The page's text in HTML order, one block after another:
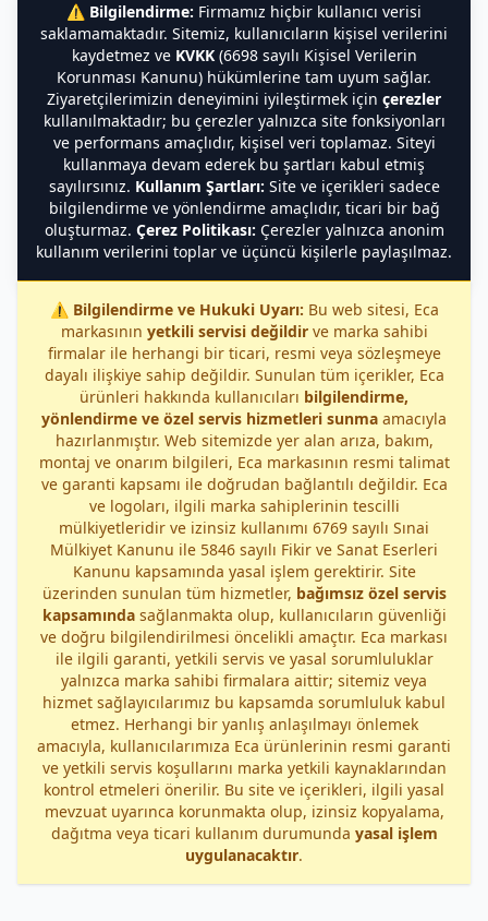
⚠️ Bilgilendirme: Firmamız hiçbir kullanıcı verisi
saklamamaktadır. Sitemiz, kullanıcıların kişisel verilerini
kaydetmez ve KVKK(6698 sayılı Kişisel Verilerin
Korunması Kanunu) hükümlerine tam uyum sağlar.
Ziyaretçilerimizin deneyimini iyileştirmek için çerezler
kullanılmaktadır; bu çerezler yalnızca site fonksiyonları
ve performans amaçlıdır, kişisel veri toplamaz. Siteyi
kullanmaya devam ederek bu şartları kabul etmiş
sayılırsınız. Kullanım Şartları: Site ve içerikleri sadece
bilgilendirme ve yönlendirme amaçlıdır, ticari bir bağ
oluşturmaz. Çerez Politikası: Çerezler yalnızca anonim
kullanım verilerini toplar ve üçüncü kişilerle paylaşılmaz.
⚠️ Bilgilendirme ve Hukuki Uyarı: Bu web sitesi, Eca
markasının yetkili servisi değildirve marka sahibi
firmalar ile herhangi bir ticari, resmi veya sözleşmeye
dayalı ilişkiye sahip değildir. Sunulan tüm içerikler, Eca
ürünleri hakkında kullanıcıları bilgilendirme,
yönlendirme ve özel servis hizmetleri sunma amacıyla
hazırlanmıştır. Web sitemizde yer alan arıza, bakım,
montaj ve onarım bilgileri, Eca markasının resmi talimat
ve garanti kapsamı ile doğrudan bağlantılı değildir. Eca
ve logoları, ilgili marka sahiplerinin tescilli
mülkiyetleridir ve izinsiz kullanımı 6769 sayılı Sınai
Mülkiyet Kanunu ile 5846 sayılı Fikir ve Sanat Eserleri
Kanunu kapsamında yasal işlem gerektirir. Site
üzerinden sunulan tüm hizmetler, bağımsız özel servis
kapsamındasağlanmakta olup, kullanıcıların güvenliği
ve doğru bilgilendirilmesi öncelikli amaçtır. Eca markası
ile ilgili garanti, yetkili servis ve yasal sorumluluklar
yalnızca marka sahibi firmalara aittir; sitemiz veya
hizmet sağlayıcılarımız bu kapsamda sorumluluk kabul
etmez. Herhangi bir yanlış anlaşılmayı önlemek
amacıyla, kullanıcılarımıza Eca ürünlerinin resmi garanti
ve yetkili servis koşullarını marka yetkili kaynaklarından
kontrol etmeleri önerilir. Bu site ve içerikleri, ilgili yasal
mevzuat uyarınca korunmakta olup, izinsiz kopyalama,
dağıtma veya ticari kullanım durumunda yasal işlem
uygulanacaktır.